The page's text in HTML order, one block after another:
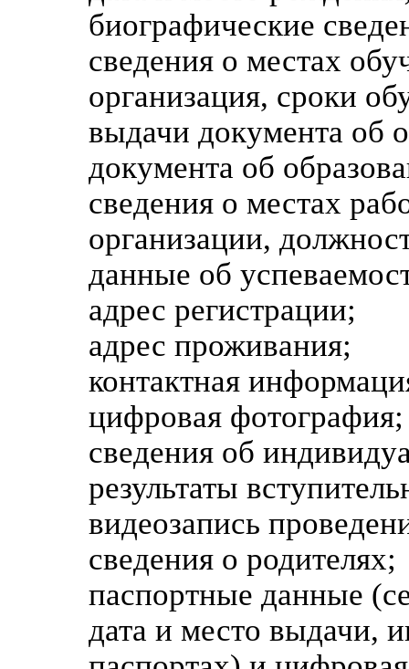
биографические
сведения о местах
организация, сроки
выдачи документа об
документа об
сведения о местах
организации,
данные об
адрес регистрации;
адрес проживания;
контактная
цифровая фотография;
сведения об
результаты
видеозапись
сведения о родителях;
паспортные данные
дата и место выдачи,